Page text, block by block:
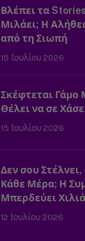
Βλέπει τα
Μιλάει; Η
από τη Σιωπή
15 Ιουλίου 2026
Σκέφτεται Γάμο
Θέλει να σε
15 Ιουλίου 2026
Δεν σου
Κάθε Μέρα; Η
Μπερδεύει
12 Ιουλίου 2026